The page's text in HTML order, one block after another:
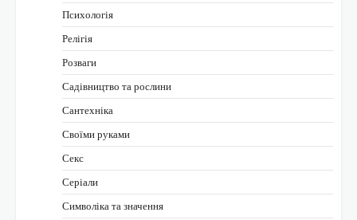
Психологія
Релігія
Розваги
Садівництво та рослини
Сантехніка
Своїми руками
Секс
Серіали
Символіка та значення